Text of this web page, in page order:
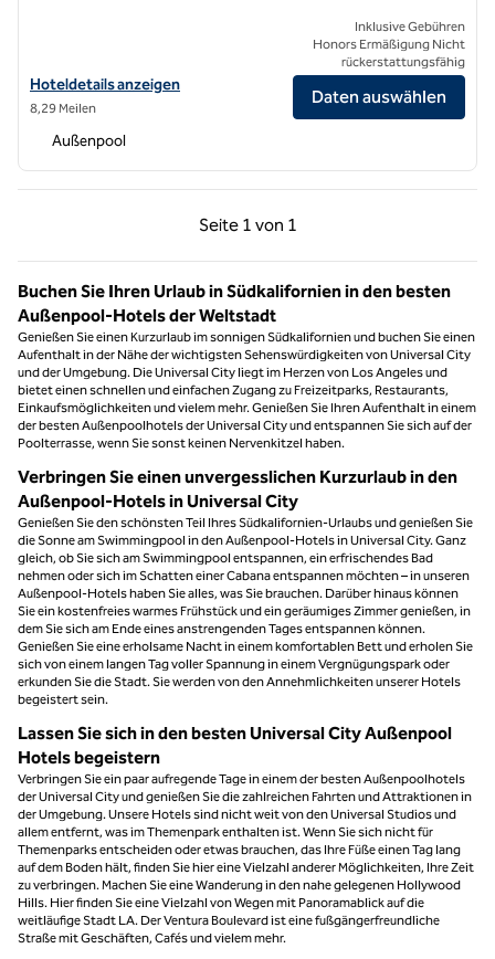
Hoteldetails für das Conrad Los Angeles anzeigen
Hoteldetails anzeigen
8,29 Meilen
Inklusive Gebühren
Honors Ermäßigung Nicht
rückerstattungsfähig
Daten auswählen
Außenpool
Seite 1 von 1
Vorherige Seite, 1 von 1
Seite 1 von 1
Buchen Sie Ihren Urlaub in Südkalifornien in den besten
Außenpool-Hotels der Weltstadt
Genießen Sie einen Kurzurlaub im sonnigen Südkalifornien und buchen Sie einen
Aufenthalt in der Nähe der wichtigsten Sehenswürdigkeiten von Universal City
und der Umgebung. Die Universal City liegt im Herzen von Los Angeles und
bietet einen schnellen und einfachen Zugang zu Freizeitparks, Restaurants,
Einkaufsmöglichkeiten und vielem mehr. Genießen Sie Ihren Aufenthalt in einem
der besten Außenpoolhotels der Universal City und entspannen Sie sich auf der
Poolterrasse, wenn Sie sonst keinen Nervenkitzel haben.
Verbringen Sie einen unvergesslichen Kurzurlaub in den
Außenpool-Hotels in Universal City
Genießen Sie den schönsten Teil Ihres Südkalifornien-Urlaubs und genießen Sie
die Sonne am Swimmingpool in den Außenpool-Hotels in Universal City. Ganz
gleich, ob Sie sich am Swimmingpool entspannen, ein erfrischendes Bad
nehmen oder sich im Schatten einer Cabana entspannen möchten – in unseren
Außenpool-Hotels haben Sie alles, was Sie brauchen. Darüber hinaus können
Sie ein kostenfreies warmes Frühstück und ein geräumiges Zimmer genießen, in
dem Sie sich am Ende eines anstrengenden Tages entspannen können.
Genießen Sie eine erholsame Nacht in einem komfortablen Bett und erholen Sie
sich von einem langen Tag voller Spannung in einem Vergnügungspark oder
erkunden Sie die Stadt. Sie werden von den Annehmlichkeiten unserer Hotels
begeistert sein.
Lassen Sie sich in den besten Universal City Außenpool
Hotels begeistern
Verbringen Sie ein paar aufregende Tage in einem der besten Außenpoolhotels
der Universal City und genießen Sie die zahlreichen Fahrten und Attraktionen in
der Umgebung. Unsere Hotels sind nicht weit von den Universal Studios und
allem entfernt, was im Themenpark enthalten ist. Wenn Sie sich nicht für
Themenparks entscheiden oder etwas brauchen, das Ihre Füße einen Tag lang
auf dem Boden hält, finden Sie hier eine Vielzahl anderer Möglichkeiten, Ihre Zeit
zu verbringen. Machen Sie eine Wanderung in den nahe gelegenen Hollywood
Hills. Hier finden Sie eine Vielzahl von Wegen mit Panoramablick auf die
weitläufige Stadt LA. Der Ventura Boulevard ist eine fußgängerfreundliche
Straße mit Geschäften, Cafés und vielem mehr.